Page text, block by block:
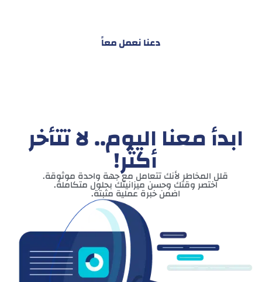
دعنا نعمل معاً
ابدأ معنا اليوم.. لا تتأخر
أكثر!
قلل المخاطر لأنك تتعامل مع جهة واحدة موثوقة.
اختصر وقتك وحسن ميزانيتك بحلول متكاملة.
اضمن خبرة عملية مثبتة.